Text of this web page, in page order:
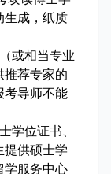
生成，纸质
或相当专业
荐专家的
考导师不能
学位证书、
供硕士学
学服务中心